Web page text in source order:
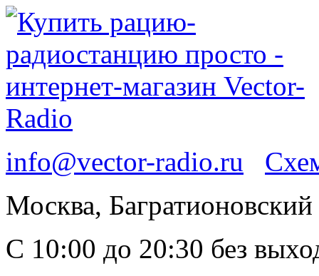
info@vector-radio.ru
Москва,
С 10:00 до 20:30 без